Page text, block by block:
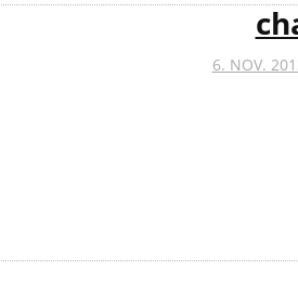
6. NOV.